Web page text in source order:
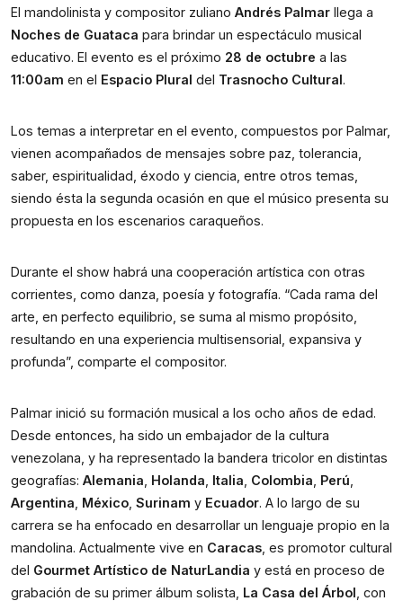
El mandolinista y compositor zuliano Andrés Palmar
Noches de Guataca para brindar un espectáculo musical
educativo. El evento es el próximo 28 de octubre
11:00am en el Espacio Plural del Trasnocho Cultural.
Los temas a interpretar en el evento, compuestos por Palmar,
vienen acompañados de mensajes sobre paz, tolerancia,
saber, espiritualidad, éxodo y ciencia, entre otros temas,
siendo ésta la segunda ocasión en que el músico presenta su
propuesta en los escenarios caraqueños.
Durante el show habrá una cooperación artística con otras
corrientes, como danza, poesía y fotografía. “Cada rama del
arte, en perfecto equilibrio, se suma al mismo propósito,
resultando en una experiencia multisensorial, expansiva y
profunda”, comparte el compositor.
Palmar inició su formación musical a los ocho años de edad.
Desde entonces, ha sido un embajador de la cultura
venezolana, y ha representado la bandera tricolor en distintas
geografías: Alemania Holanda Italia Colombia Perú
Argentina México Surinam y Ecuador. A lo largo de su
carrera se ha enfocado en desarrollar un lenguaje propio en la
mandolina. Actualmente vive en Caracas , es promotor cultural
del Gourmet Artístico de NaturLandia y está en proceso de
grabación de su primer álbum solista, La Casa del Árbol , con